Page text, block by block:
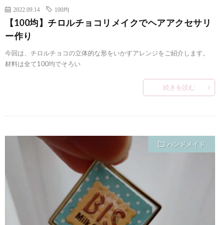
2022.09.14 100均
【100均】チロルチョコリメイクでヘアアクセサリ
ー作り
今回は、チロルチョコの立体的な形をいかすアレンジをご紹介します。
材料は全て100均でそろい
続きを読む
ハンドメイド